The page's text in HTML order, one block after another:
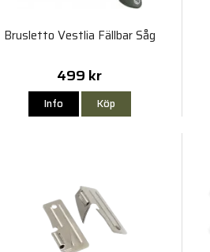
Brusletto Vestlia Fällbar Såg
499 kr
Info Köp